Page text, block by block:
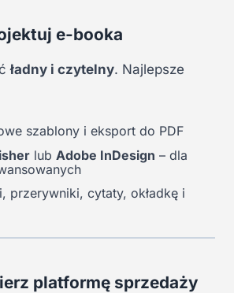
e-booka
ładny i czytelny. Najlepsze
szablony i eksport do PDF
lub Adobe InDesign – dla
przerywniki, cytaty, okładkę i
platformę sprzedaży